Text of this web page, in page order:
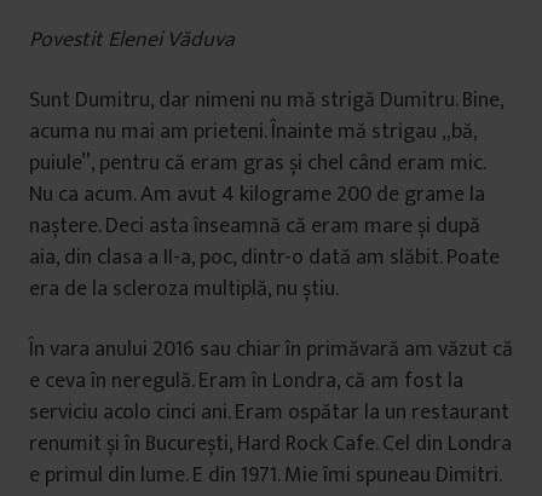
Povestit Elenei Văduva
Sunt Dumitru, dar nimeni nu mă strigă Dumitru. Bine,
acuma nu mai am prieteni. Înainte mă strigau „bă,
puiule”, pentru că eram gras și chel când eram mic.
Nu ca acum. Am avut 4 kilograme 200 de grame la
naștere. Deci asta înseamnă că eram mare și după
aia, din clasa a II-a, poc, dintr-o dată am slăbit. Poate
era de la scleroza multiplă, nu știu.
În vara anului 2016 sau chiar în primăvară am văzut că
e ceva în neregulă. Eram în Londra, că am fost la
serviciu acolo cinci ani. Eram ospătar la un restaurant
renumit și în București, Hard Rock Cafe. Cel din Londra
e primul din lume. E din 1971. Mie îmi spuneau Dimitri.